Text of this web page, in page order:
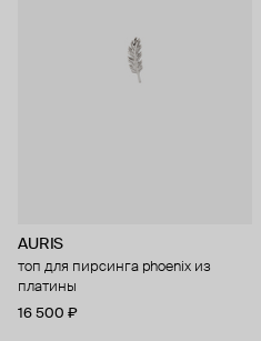
AURIS
топ для пирсинга phoenix из
платины
16 500 ₽